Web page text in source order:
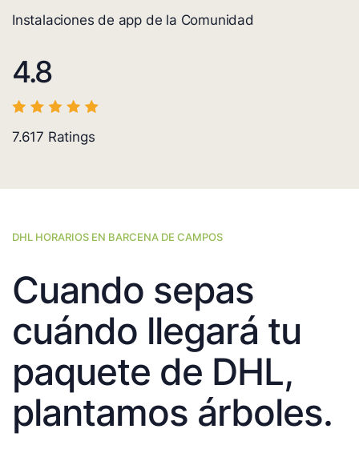
Instalaciones de app de la Comunidad
4.8
7.617 Ratings
DHL HORARIOS EN BARCENA DE CAMPOS
Cuando sepas
cuándo llegará tu
paquete de DHL,
plantamos árboles.